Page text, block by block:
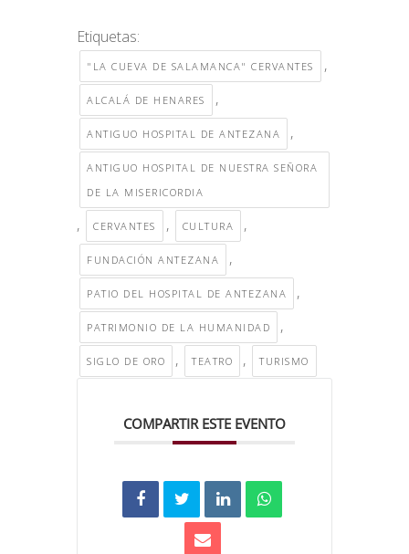
Etiquetas:
"LA CUEVA DE SALAMANCA" CERVANTES ,
ALCALÁ DE HENARES ,
ANTIGUO HOSPITAL DE ANTEZANA ,
ANTIGUO HOSPITAL DE NUESTRA SEÑORA
DE LA MISERICORDIA
, CERVANTES , CULTURA ,
FUNDACIÓN ANTEZANA ,
PATIO DEL HOSPITAL DE ANTEZANA ,
PATRIMONIO DE LA HUMANIDAD ,
SIGLO DE ORO , TEATRO , TURISMO
COMPARTIR ESTE EVENTO